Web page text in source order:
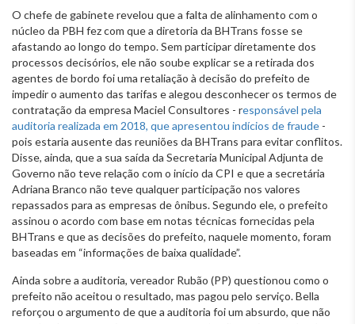
O chefe de gabinete revelou que a falta de alinhamento com o
núcleo da PBH fez com que a diretoria da BHTrans fosse se
afastando ao longo do tempo. Sem participar diretamente dos
processos decisórios, ele não soube explicar se a retirada dos
agentes de bordo foi uma retaliação à decisão do prefeito de
impedir o aumento das tarifas e alegou desconhecer os termos de
contratação da empresa Maciel Consultores - responsável pela
auditoria realizada em 2018, que apresentou indícios de fraude -
pois estaria ausente das reuniões da BHTrans para evitar conflitos.
Disse, ainda, que a sua saída da Secretaria Municipal Adjunta de
Governo não teve relação com o início da CPI e que a secretária
Adriana Branco não teve qualquer participação nos valores
repassados para as empresas de ônibus. Segundo ele, o prefeito
assinou o acordo com base em notas técnicas fornecidas pela
BHTrans e que as decisões do prefeito, naquele momento, foram
baseadas em “informações de baixa qualidade”.
Ainda sobre a auditoria, vereador Rubão (PP) questionou como o
prefeito não aceitou o resultado, mas pagou pelo serviço. Bella
reforçou o argumento de que a auditoria foi um absurdo, que não